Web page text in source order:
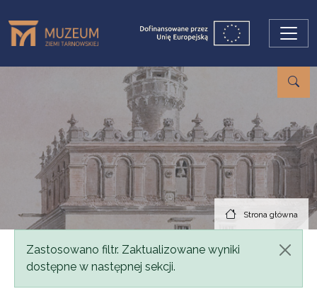
Strona główna
Komunikat
Zastosowano filtr. Zaktualizowane wyniki
dostępne w następnej sekcji.